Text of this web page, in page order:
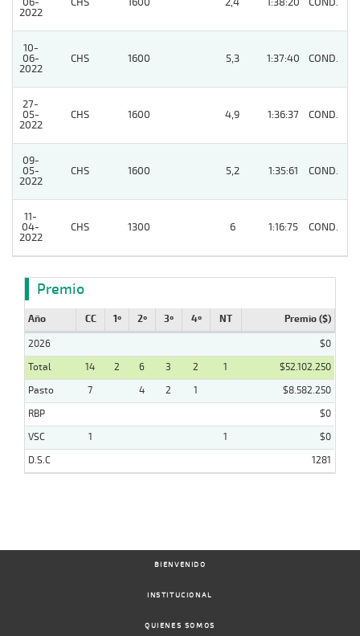
2022
10-
06-
2022
CHS 1600 5,3 1:37:40 COND.
27-
05-
2022
CHS 1600 4,9 1:36:37 COND.
09-
05-
2022
CHS 1600 5,2 1:35:61 COND.
11-
04-
2022
CHS 1300 6 1:16:75 COND.
Premio
Año CC 1º 2º 3º 4º NT Premio ($)
2026
$0
Total
14 2 6 3 2 1
$52.102.250
Pasto
7 4 2 1
$8.582.250
RBP
$0
VSC
1 1
$0
D.S.C
1281
BIENVENIDO
INSTITUCIONAL
QUIENES SOMOS